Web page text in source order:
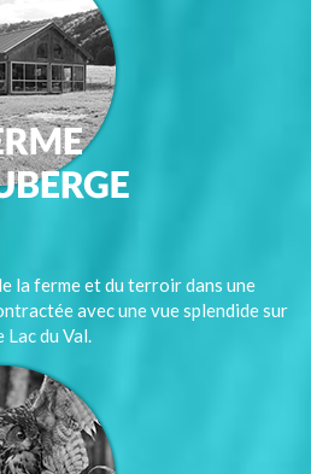
la ferme et du terroir dans une
avec une vue splendide sur
Lac du Val.